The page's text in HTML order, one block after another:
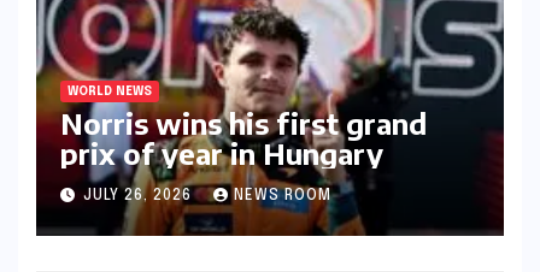
WORLD NEWS
Norris wins his first grand
prix of year in Hungary​​
JULY 26, 2026 NEWS ROOM